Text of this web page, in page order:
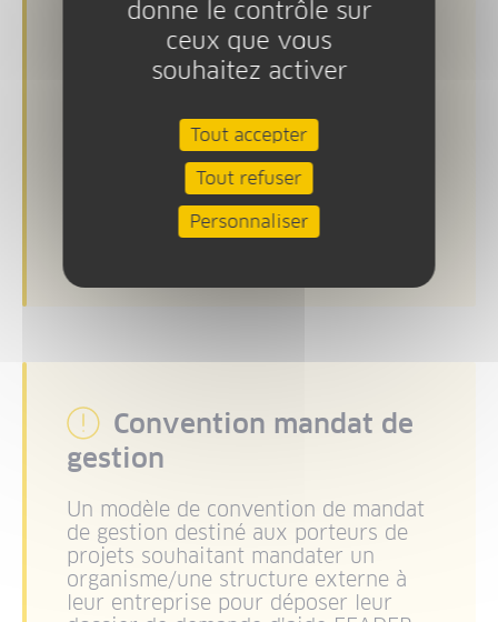
L'appel à projets est ouvert du 07
octobre au 25 novembre 2025. Date
limite de complétude des dossiers :
Le calendrier prévisionnel des
prochains appels à projets IAA est
disponible en téléchargement dans la
rubrique "Ressources".
Convention mandat de
gestion
Un modèle de convention de mandat
de gestion destiné aux porteurs de
projets souhaitant mandater un
organisme/une structure externe à
leur entreprise pour déposer leur
donne le contrôle sur
ceux que vous
souhaitez activer
Tout accepter
Tout refuser
Personnaliser